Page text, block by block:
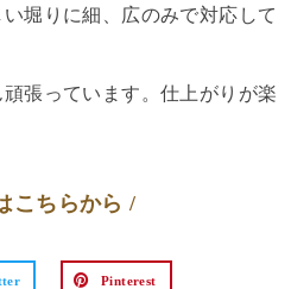
堀りに細、広のみで対応して
張っています。仕上がりが楽
こちらから /
Pinterest